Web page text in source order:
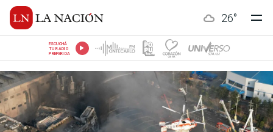
26°
ESCUCHÁ
TU RADIO
PREFERIDA